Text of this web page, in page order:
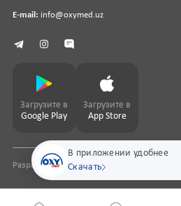
В приложении удобнее
Скачать
E-mail: info@oxymed.uz
Загрузите в
Google Play
Загрузите в
App Store
Разработка сайтаpharmit.uz